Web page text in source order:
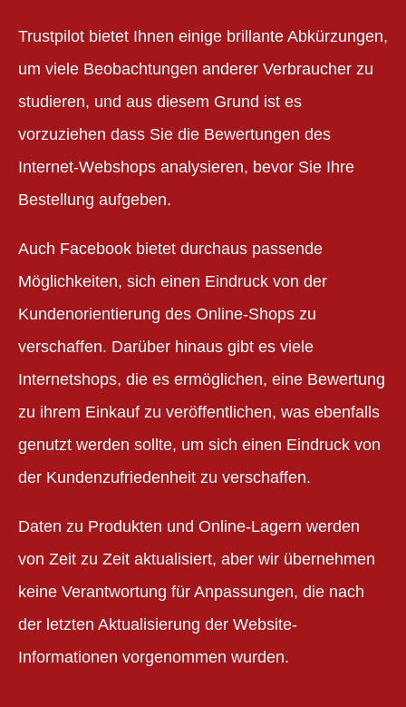
Trustpilot bietet Ihnen einige brillante Abkürzungen,
um viele Beobachtungen anderer Verbraucher zu
studieren, und aus diesem Grund ist es
vorzuziehen dass Sie die Bewertungen des
Internet-Webshops analysieren, bevor Sie Ihre
Bestellung aufgeben.
Auch Facebook bietet durchaus passende
Möglichkeiten, sich einen Eindruck von der
Kundenorientierung des Online-Shops zu
verschaffen. Darüber hinaus gibt es viele
Internetshops, die es ermöglichen, eine Bewertung
zu ihrem Einkauf zu veröffentlichen, was ebenfalls
genutzt werden sollte, um sich einen Eindruck von
der Kundenzufriedenheit zu verschaffen.
Daten zu Produkten und Online-Lagern werden
von Zeit zu Zeit aktualisiert, aber wir übernehmen
keine Verantwortung für Anpassungen, die nach
der letzten Aktualisierung der Website-
Informationen vorgenommen wurden.